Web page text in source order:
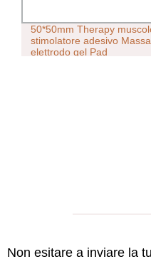
50*50mm Therapy
stimolatore adesivo
elettrodo gel Pad
Non esitare a inviare la